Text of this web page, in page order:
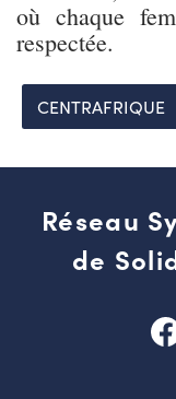
où chaque
respectée.
CENTRAFRIQUE
Réseau
de